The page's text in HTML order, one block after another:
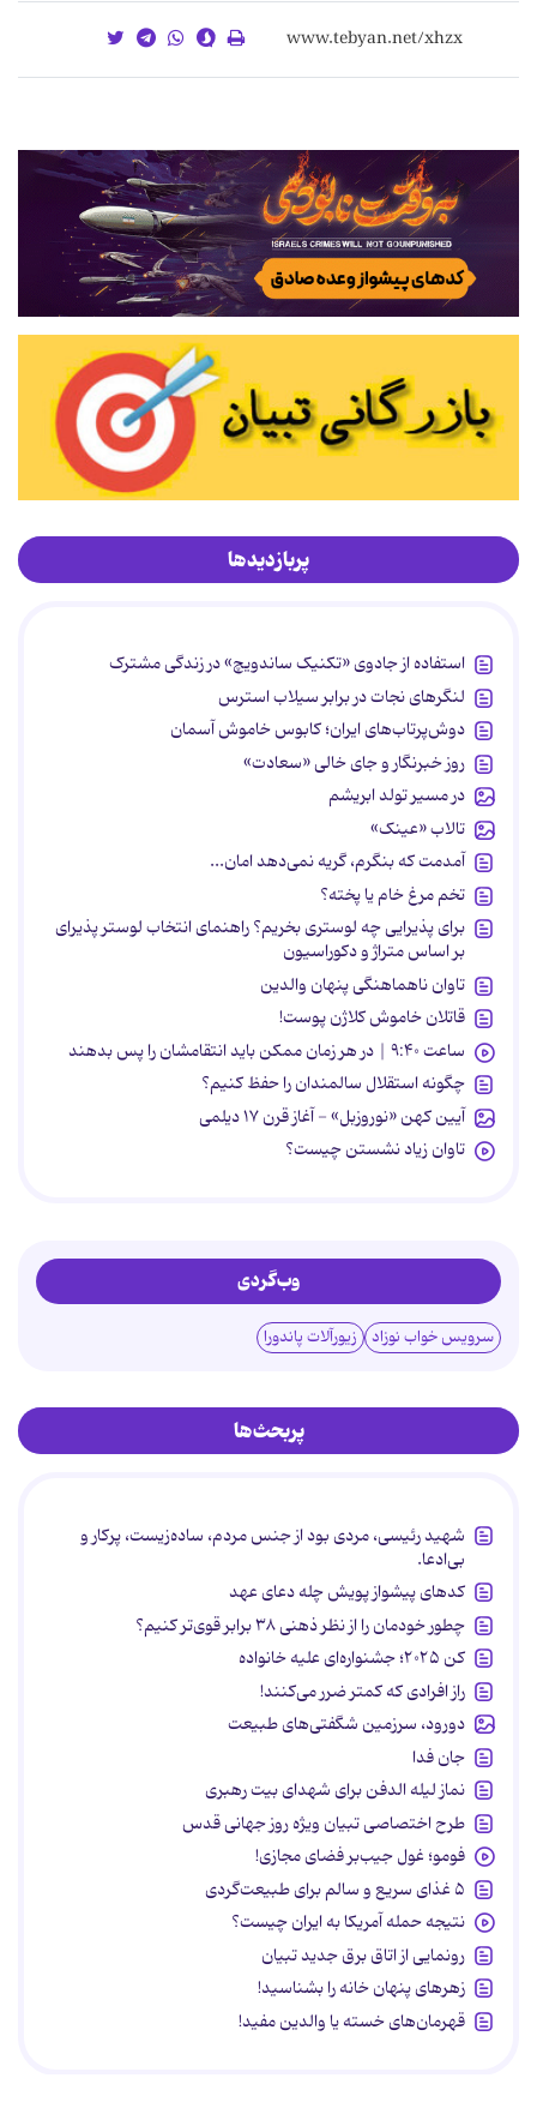
پربازدیدها
استفاده از جادوی «تکنیک ساندویچ» در زندگی مشترک
لنگرهای نجات در برابر سیلاب استرس
دوش‌پرتاب‌های ایران؛ کابوس خاموش آسمان
روز خبرنگار و جای خالی «سعادت»
در مسیر تولد ابریشم
تالاب «عینک»
آمدمت که بنگرم، گریه نمی‌دهد امان...
تخم مرغ خام یا پخته؟
برای پذیرایی چه لوستری بخریم؟ راهنمای انتخاب لوستر پذیرای
بر اساس متراژ و دکوراسیون
تاوان ناهماهنگی پنهان والدین
قاتلان خاموش کلاژن پوست!
ساعت ۹:۴۰ | در هر زمان ممکن باید انتقامشان را پس بدهند
چگونه استقلال سالمندان را حفظ کنیم؟
آیین کهن «نوروزبل» - آغاز قرن ۱۷ دیلمی
تاوان زیاد نشستن چیست؟
وب‌گردی
سرویس خواب نوزاد زیورآلات پاندورا
پربحث‌ها
شهید رئیسی، مردی بود از جنس مردم، ساده‌زیست، پرکار و
بی‌ادعا.
کدهای پیشواز پویش چله دعای عهد
چطور خودمان را از نظر ذهنی ۳۸ برابر قوی‌تر کنیم؟
کن ۲۰۲۵؛ جشنواره‌ای علیه خانواده
راز افرادی که کمتر ضرر می‌کنند!
دورود، سرزمین شگفتی‌های طبیعت
جان فدا
نماز لیله الدفن برای شهدای بیت رهبری
طرح اختصاصی تبیان ویژه روز جهانی قدس
فومو؛ غول جیب‌بر فضای مجازی!
۵ غذای سریع و سالم برای طبیعت‌گردی
نتیجه حمله آمریکا به ایران چیست؟
رونمایی از اتاق برق جدید تبیان
زهرهای پنهان خانه را بشناسید!
قهرمان‌های خسته یا والدین مفید!